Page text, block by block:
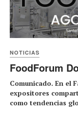
NOTICIAS
FoodForum
Comunicado. En el
expositores
como tendencias